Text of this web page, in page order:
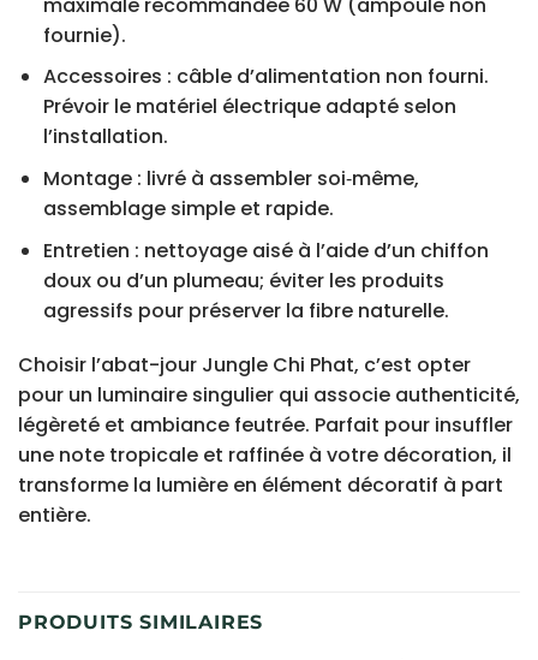
fournie).
Accessoires : câble d’alimentation non fourni.
Prévoir le matériel électrique adapté selon
l’installation.
Montage : livré à assembler soi‑même,
assemblage simple et rapide.
Entretien : nettoyage aisé à l’aide d’un chiffon
doux ou d’un plumeau; éviter les produits
agressifs pour préserver la fibre naturelle.
Choisir l’abat-jour Jungle Chi Phat, c’est opter
pour un luminaire singulier qui associe authenticité,
légèreté et ambiance feutrée. Parfait pour insuffler
une note tropicale et raffinée à votre décoration, il
transforme la lumière en élément décoratif à part
entière.
PRODUITS SIMILAIRES